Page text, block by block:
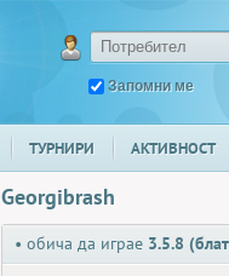
Запомни ме
ТУРНИРИ АКТИВНОСТ
Georgibrash
• обича да играе 3.5.8